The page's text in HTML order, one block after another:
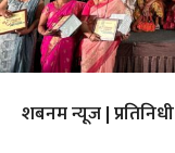
शबनम न्यूज | प्रतिनिधी